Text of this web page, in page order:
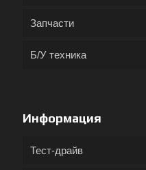
Запчасти
Б/У техника
Информация
Тест-драйв